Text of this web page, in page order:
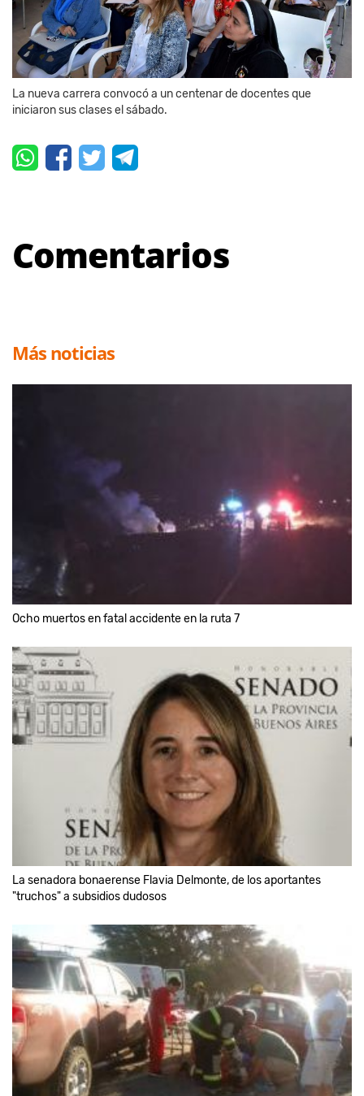
La nueva carrera convocó a un centenar de docentes que
iniciaron sus clases el sábado.
Comentarios
Más noticias
Ocho muertos en fatal accidente en la ruta 7
La senadora bonaerense Flavia Delmonte, de los aportantes
"truchos" a subsidios dudosos